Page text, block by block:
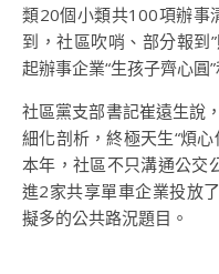
類20個小類共100項辦事
到，社區吹哨、部分報到
起辦事企業“生孩子齊心圓
社區黨支部書記崔遠生說
細化剖析，終極天生“煩
本年，社區不只溝通公交
進2家共享單車企業投放
擬多的公共路況題目。